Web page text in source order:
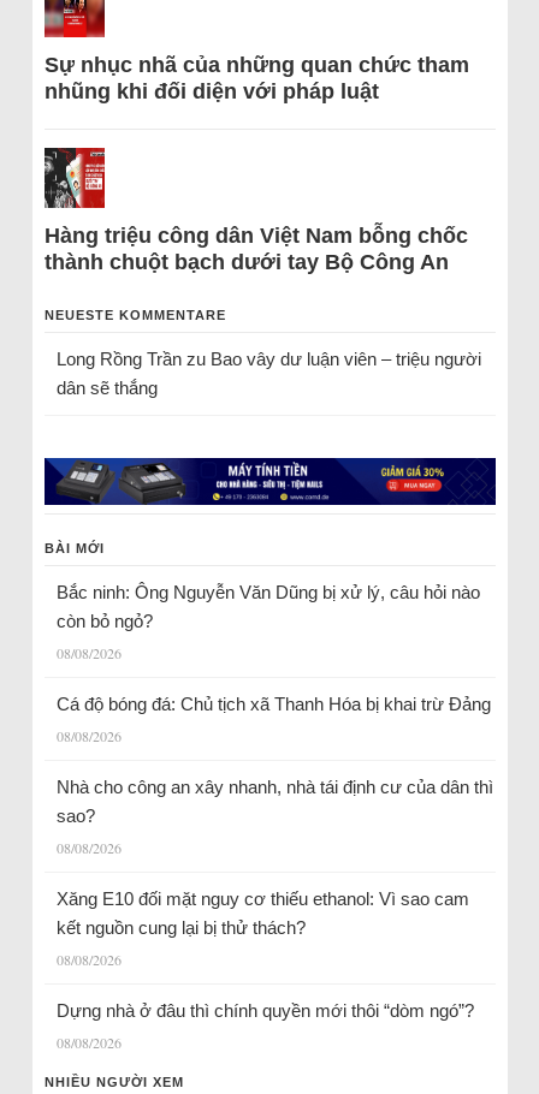
Sự nhục nhã của những quan chức tham
nhũng khi đối diện với pháp luật
Hàng triệu công dân Việt Nam bỗng chốc
thành chuột bạch dưới tay Bộ Công An
NEUESTE KOMMENTARE
Long Rồng Trầnzu Bao vây dư luận viên – triệu người
dân sẽ thắng
BÀI MỚI
Bắc ninh: Ông Nguyễn Văn Dũng bị xử lý, câu hỏi nào
còn bỏ ngỏ?
08/08/2026
Cá độ bóng đá: Chủ tịch xã Thanh Hóa bị khai trừ Đảng
08/08/2026
Nhà cho công an xây nhanh, nhà tái định cư của dân thì
sao?
08/08/2026
Xăng E10 đối mặt nguy cơ thiếu ethanol: Vì sao cam
kết nguồn cung lại bị thử thách?
08/08/2026
Dựng nhà ở đâu thì chính quyền mới thôi “dòm ngó”?
08/08/2026
NHIỀU NGƯỜI XEM